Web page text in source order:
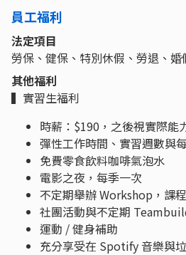
員工福利
法定項目
勞保、健保、特別休假、勞退、婚
其他福利
▍實習生福利
時薪：$190，之後視實際能
彈性工作時間、實習週數與
免費零食飲料咖啡氣泡水
電影之夜，每季一次
不定期舉辦 Workshop，課
社團活動與不定期
運動 / 健身補助
充分享受在 Spotify 音樂與